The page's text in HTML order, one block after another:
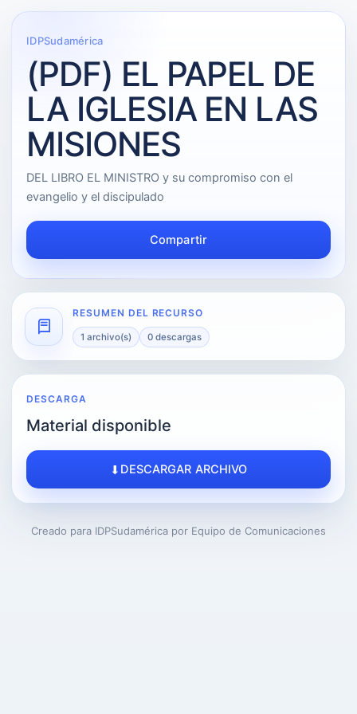
IDPSudamérica
(PDF) EL PAPEL DE
LA IGLESIA EN LAS
MISIONES
DEL LIBRO EL MINISTRO y su compromiso con el
evangelio y el discipulado
Compartir
RESUMEN DEL RECURSO
1 archivo(s) 0 descargas
DESCARGA
Material disponible
DESCARGAR ARCHIVO
Creado para IDPSudamérica por Equipo de Comunicaciones